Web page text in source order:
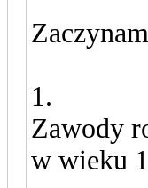
1.
Zawody
w wieku